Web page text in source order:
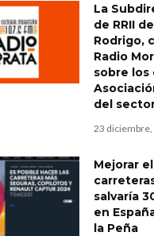
La
de RRII
Rodrigo,
Radio
sobre los
del
23
Mejorar
salvaría
en
la Peña